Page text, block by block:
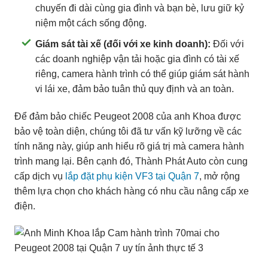
chuyến đi dài cùng gia đình và bạn bè, lưu giữ kỷ
niệm một cách sống động.
Giám sát tài xế (đối với xe kinh doanh): Đối với
các doanh nghiệp vận tải hoặc gia đình có tài xế
riêng, camera hành trình có thể giúp giám sát hành
vi lái xe, đảm bảo tuân thủ quy định và an toàn.
Để đảm bảo chiếc Peugeot 2008 của anh Khoa được
bảo vệ toàn diện, chúng tôi đã tư vấn kỹ lưỡng về các
tính năng này, giúp anh hiểu rõ giá trị mà camera hành
trình mang lại. Bên cạnh đó, Thành Phát Auto còn cung
cấp dịch vụ lắp đặt phụ kiện VF3 tại Quận 7, mở rộng
thêm lựa chọn cho khách hàng có nhu cầu nâng cấp xe
điện.